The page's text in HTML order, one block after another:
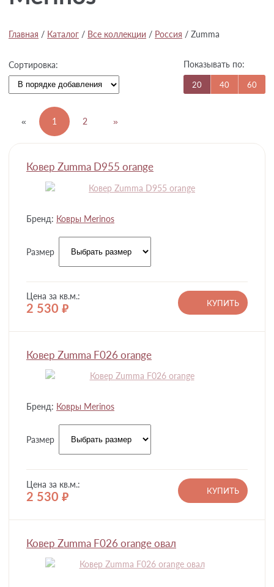
Главная / Каталог / Все коллекции / Россия / Zumma
Сортировка: Показывать по:
20 40 60
« 1 2 »
Ковер Zumma D955 orange
Бренд: Ковры Merinos
Размер
Цена за кв.м.:
2 530 руб.
КУПИТЬ
Ковер Zumma F026 orange
Бренд: Ковры Merinos
Размер
Цена за кв.м.:
2 530 руб.
КУПИТЬ
Ковер Zumma F026 orange овал